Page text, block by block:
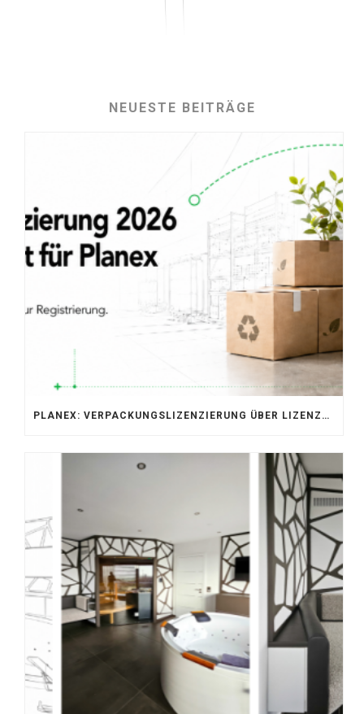
NEUESTE BEITRÄGE
PLANEX: VERPACKUNGSLIZENZIERUNG ÜBER LIZENZERO & LUCID 2026